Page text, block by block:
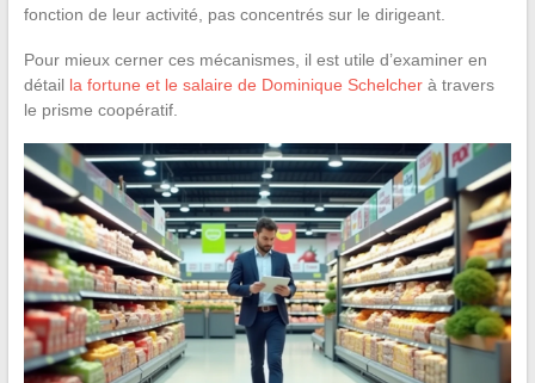
fonction de leur activité, pas concentrés sur le dirigeant.
Pour mieux cerner ces mécanismes, il est utile d’examiner en
détail la fortune et le salaire de Dominique Schelcherà travers
le prisme coopératif.